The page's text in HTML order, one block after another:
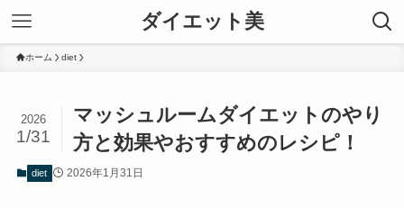
ダイエット美
ホーム diet
マッシュルームダイエットのやり
方と効果やおすすめのレシピ！
2026
1/31
diet 2026年1月31日